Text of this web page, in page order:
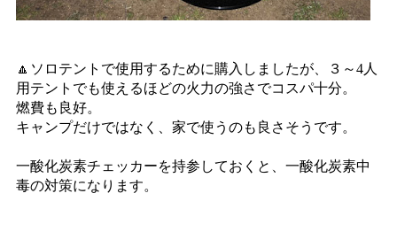
🔼ソロテントで使用するために購入しましたが、３～4人
用テントでも使えるほどの火力の強さでコスパ十分。
燃費も良好。
キャンプだけではなく、家で使うのも良さそうです。
一酸化炭素チェッカーを持参しておくと、一酸化炭素中
毒の対策になります。